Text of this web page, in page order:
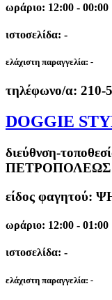
ωράριο: 12:00 - 00:00
ιστοσελίδα: -
ελάχιστη παραγγελία: -
τηλέφωνο/α: 210-
DOGGIE
διεύθνση-
ΠΕΤΡΟΠΟΛΕΩΣ
είδος
ωράριο: 12:00 - 01:00
ιστοσελίδα: -
ελάχιστη παραγγελία: -